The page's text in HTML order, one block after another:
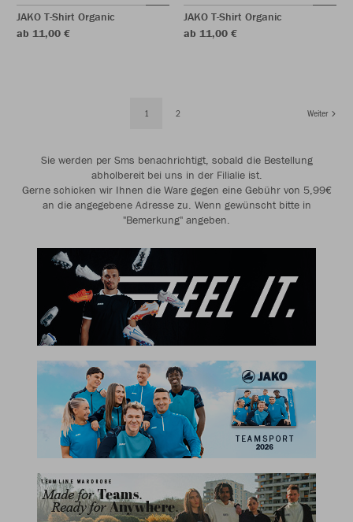
JAKO T-Shirt Organic
ab 11,00 €
JAKO T-Shirt Organic
ab 11,00 €
1 2 Weiter
Sie werden per Sms benachrichtigt, sobald die Bestellung
abholbereit bei uns in der Filialie ist.
Gerne schicken wir Ihnen die Ware gegen eine Gebühr von 5,99€
an die angegebene Adresse zu. Wenn gewünscht bitte in
"Bemerkung" angeben.